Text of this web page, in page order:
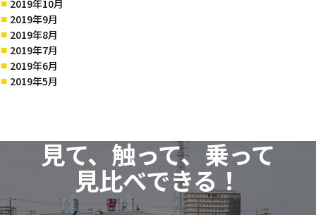
2019年10月
2019年9月
2019年8月
2019年7月
2019年6月
2019年5月
見て、触って、乗って
見比べできる！